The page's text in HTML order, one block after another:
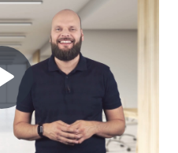
Přehrát
video